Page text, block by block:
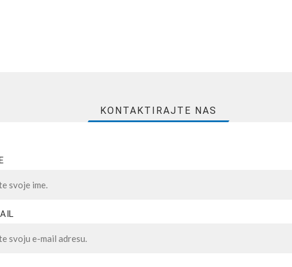
KONTAKTIRAJTE NAS